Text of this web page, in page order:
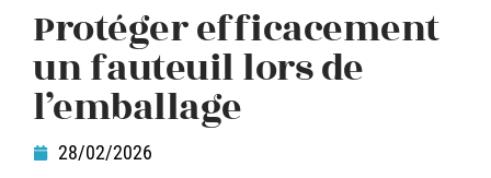
Protéger efficacement
un fauteuil lors de
l’emballage
28/02/2026